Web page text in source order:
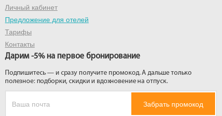
Личный кабинет
Предложение для отелей
Тарифы
Контакты
Дарим -5% на первое бронирование
Подпишитесь — и сразу получите промокод. А дальше только
полезное: подборки, скидки и вдохновение на отпуск.
Забрать промокод